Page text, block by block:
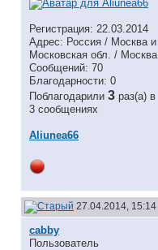
Регистрация: 22.03.2014
Адрес: Россия / Москва и
Московская обл. / Москва
Сообщений: 70
Благодарности: 0
Поблагодарили 3 раз(а) в
3 сообщениях
Aliunea66
27.04.2014, 15:14
cabby
Пользователь